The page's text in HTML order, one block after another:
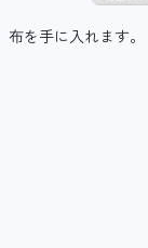
布を手に入れます。